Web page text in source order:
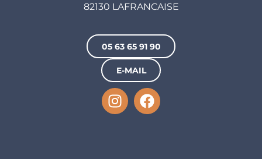
82130 LAFRANCAISE
05 63 65 91 90
E-MAIL